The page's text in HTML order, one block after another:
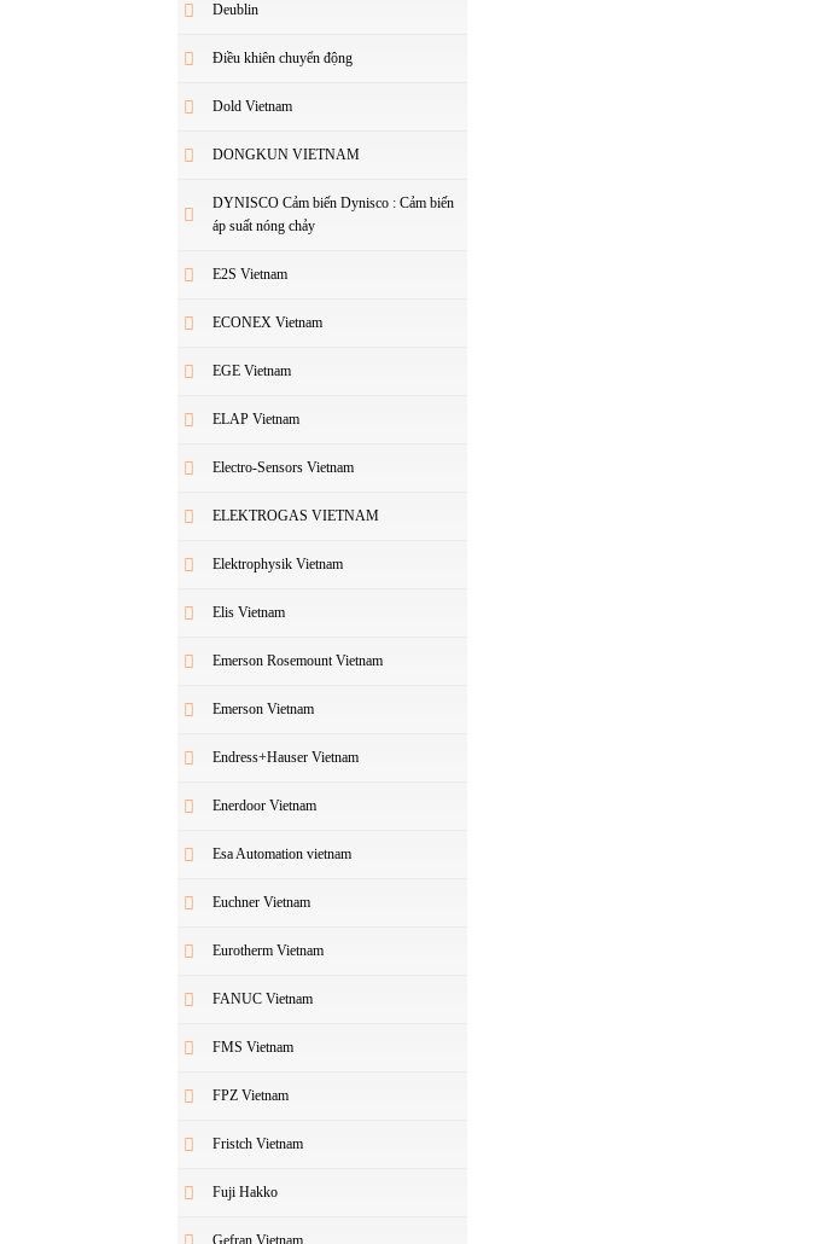
Deublin
Điều khiên chuyển động
Dold Vietnam
DONGKUN VIETNAM
DYNISCO Cảm biến Dynisco : Cảm biến
áp suất nóng chảy
E2S Vietnam
ECONEX Vietnam
EGE Vietnam
ELAP Vietnam
Electro-Sensors Vietnam
ELEKTROGAS VIETNAM
Elektrophysik Vietnam
Elis Vietnam
Emerson Rosemount Vietnam
Emerson Vietnam
Endress+Hauser Vietnam
Enerdoor Vietnam
Esa Automation vietnam
Euchner Vietnam
Eurotherm Vietnam
FANUC Vietnam
FMS Vietnam
FPZ Vietnam
Fristch Vietnam
Fuji Hakko